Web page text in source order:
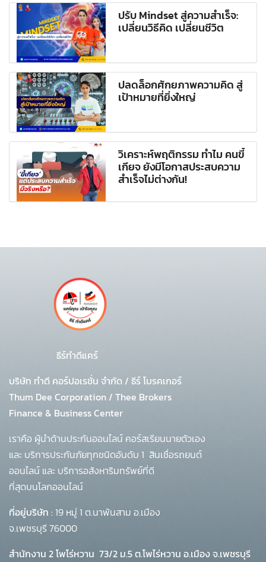
ปรับ Mindset สู่ความสำเร็จ:
เปลี่ยนวิธีคิด เปลี่ยนชีวิต
ปลดล็อกศักยภาพความคิด สู่
เป้าหมายที่ยิ่งใหญ่
วิเคราะห์พฤติกรรม ทำไม คนขี้
เกียจ ยังมีโอกาสประสบความ
สำเร็จไม่ต่างกัน!
ธีร์ทำดีแคร์
บริษัท ทำดี คอร์ปอเรชั่น จำกัด / ธีร์ โบรคเกอร์
Thum Dee Corporation / Thee Brokers
Finance & Business Center
เราคือ ผู้นำด้านประกันออนไลน์ คอร์สเรียนนายตัวเอง
และ บริการประกันภัยทุกชนิดอันดับ 1 สินเชื่อรถยนต์
ออนไลน์ และ บริการอสังหาริมทรัพย์ที่ดี
ที่สุดบนโลกออนไลน์
ที่อยู่บริษัท : 19 หมู่ 1 ต.นาพันสาม อ.เมือง
จ.เพชรบุรี 76000
สำนักงาน 2 โพโร่หวาน 73/2 ม.5 ต.โพไร่หวาน อ.เมือง จ.เพชรบุรี